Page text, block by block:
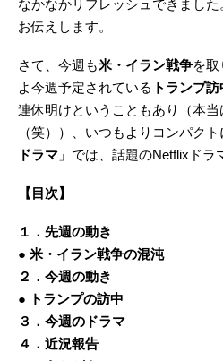
なかなかリフレッシュできまし
お伝えします。
さて、今週も米・イラン戦争を
よ今週予定されている トランプ訪
連休明けということもあり（本
（笑））、いつもよりコンパク
ドラマ 」では、話題のNetflixドラ
【目次】
１．先週の動き
● 米・イラン戦争の混沌
２．今週の動き
● トランプの訪中
３．今週のドラマ
４．近況報告